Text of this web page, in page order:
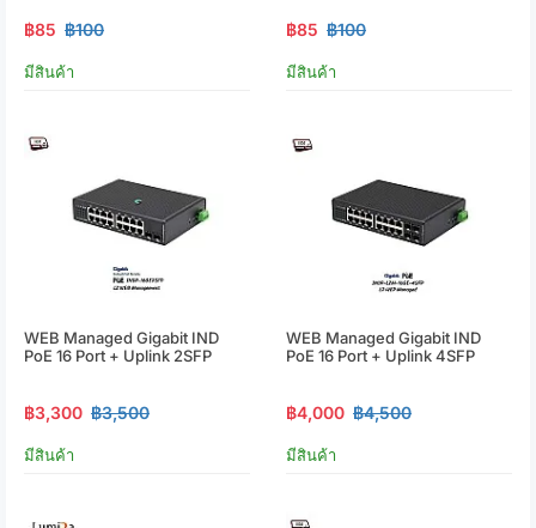
฿85 ฿100
มีสินค้า
฿85 ฿100
มีสินค้า
WEB Managed Gigabit IND
PoE 16 Port + Uplink 2SFP
฿3,300 ฿3,500
มีสินค้า
WEB Managed Gigabit IND
PoE 16 Port + Uplink 4SFP
฿4,000 ฿4,500
มีสินค้า